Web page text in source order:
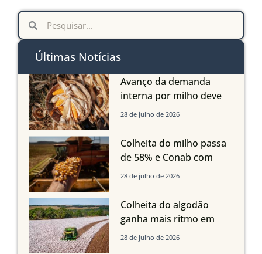
Últimas Notícias
Avanço da demanda
interna por milho deve
compensar aumento da
em Mato Grosso, aponta
Imea
28 de julho de 2026
Colheita do milho passa
de 58% e Conab com
boas produtividades em
quedas em Tocantins,
Maranhão e Piauí
28 de julho de 2026
Colheita do algodão
ganha mais ritmo em
Mato Grosso, Mato
28 de julho de 2026